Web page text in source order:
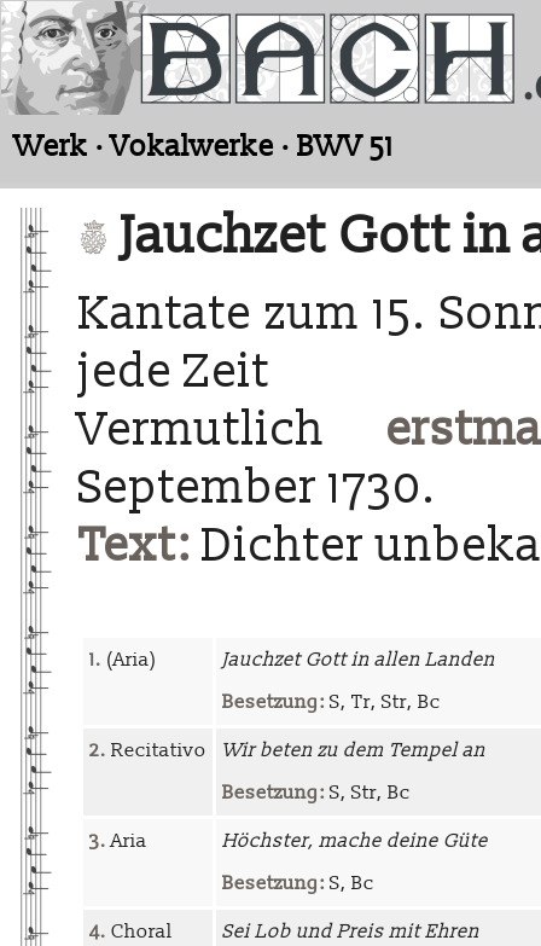
Werk · Vokalwerke · BWV 51
Jauchzet Gott in
Kantate zum 15.
jede Zeit
Vermutlich
September 1730.
Text: Dichter
1. (Aria)
Jauchzet Gott in allen Landen
Besetzung: S, Tr, Str, Bc
2. Recitativo
Wir beten zu dem Tempel an
Besetzung: S, Str, Bc
3.Aria
Höchster, mache deine Güte
Besetzung: S, Bc
4. Choral
Sei Lob und Preis mit Ehren